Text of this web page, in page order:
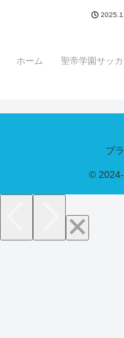
ホーム 聖帝学園サッ
プ
©